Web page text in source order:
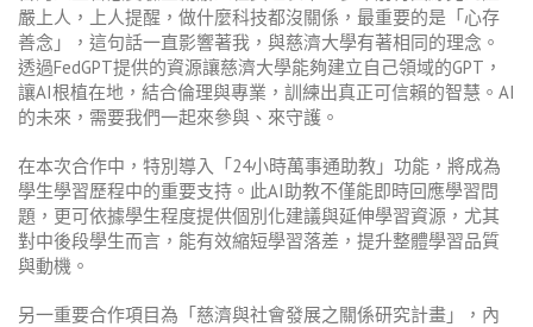
嚴上人，上人提醒，做什麼科技都沒關係，最重要的是「心存
善念」，這句話一直影響著我，與慈濟大學有著相同的理念。
透過FedGPT提供的資源讓慈濟大學能夠建立自己領域的GPT，
讓AI根植在地，結合倫理與專業，訓練出真正可信賴的智慧。AI
的未來，需要我們一起來參與、來守護。
在本次合作中，特別導入「24小時萬事通助教」功能，將成為
學生學習歷程中的重要支持。此AI助教不僅能即時回應學習問
題，更可依據學生程度提供個別化建議與延伸學習資源，尤其
對中後段學生而言，能有效縮短學習落差，提升整體學習品質
與動機。
另一重要合作項目為「慈濟與社會發展之關係研究計畫」，內